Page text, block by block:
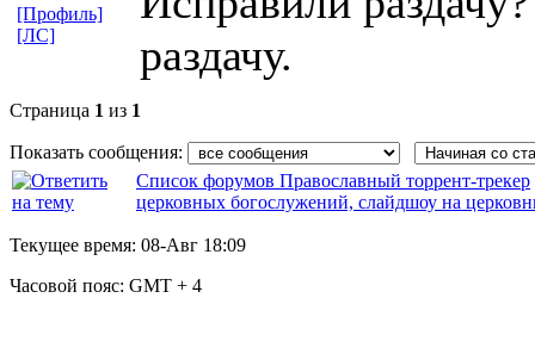
раздачу.
[Профиль]
[ЛС]
Страница 1 из 1
Показать сообщения:
Список форумов Православный торрент-трекер
церковных богослужений, слайдшоу на
Текущее время: 08-Авг 18:09
Часовой пояс: GMT + 4